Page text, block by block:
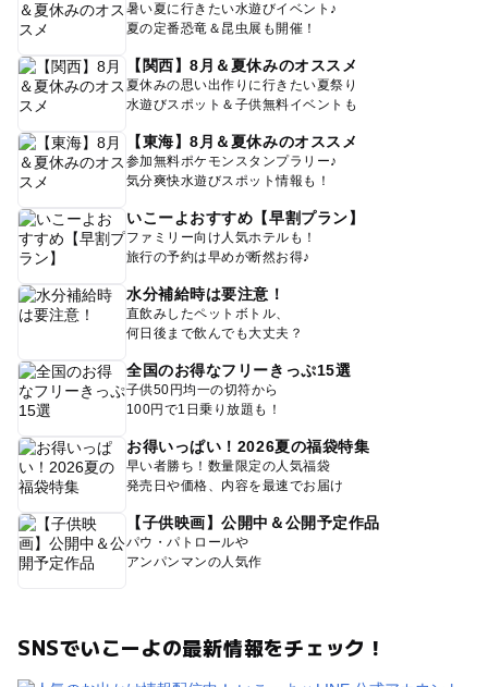
暑い夏に行きたい水遊びイベント♪
夏の定番恐竜＆昆虫展も開催！
【関西】8月＆夏休みのオススメ
夏休みの思い出作りに行きたい夏祭り
水遊びスポット＆子供無料イベントも
【東海】8月＆夏休みのオススメ
参加無料ポケモンスタンプラリー♪
気分爽快水遊びスポット情報も！
いこーよおすすめ【早割プラン】
ファミリー向け人気ホテルも！
旅行の予約は早めが断然お得♪
水分補給時は要注意！
直飲みしたペットボトル、
何日後まで飲んでも大丈夫？
全国のお得なフリーきっぷ15選
子供50円均一の切符から
100円で1日乗り放題も！
お得いっぱい！2026夏の福袋特集
早い者勝ち！数量限定の人気福袋
発売日や価格、内容を最速でお届け
【子供映画】公開中＆公開予定作品
パウ・パトロールや
アンパンマンの人気作
SNSでいこーよの最新情報をチェック！